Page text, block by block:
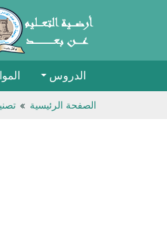
الدروس
الصفحة الرئيسية